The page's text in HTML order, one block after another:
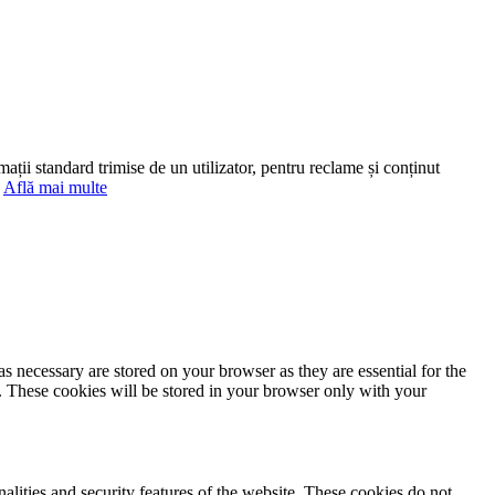
standard trimise de un utilizator, pentru reclame și conținut
Află mai multe
are stored on your browser as they are essential for the
These cookies will be stored in your browser only with your